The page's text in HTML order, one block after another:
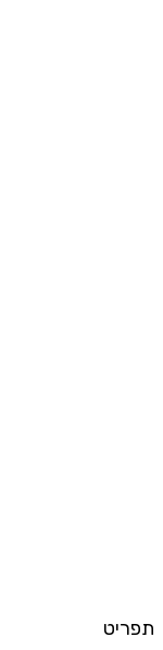
תפריט